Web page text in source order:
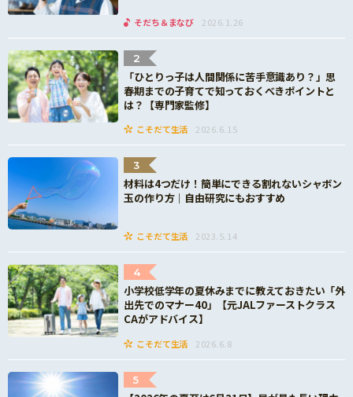
そだち＆まなび 2026.1.26
2
「ひとりっ子は人間関係に苦手意識あり？」思
春期までの子育てで知っておくべきポイントと
は？【専門家監修】
こそだて生活 2026.6.15
3
材料は4つだけ！簡単にできる割れないシャボン
玉の作り方｜自由研究にもおすすめ
こそだて生活 2023.5.14
4
小学校低学年の夏休みまでに教えておきたい「外
出先でのマナー40」【元JALファーストクラス
CAがアドバイス】
こそだて生活 2026.6.8
5